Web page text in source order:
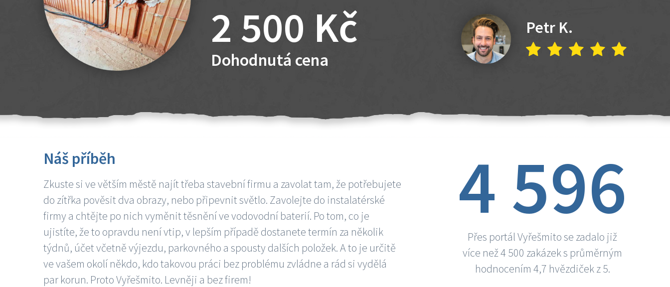
2 500 Kč
Dohodnutá cena
Petr K.
Náš příběh
Zkuste si ve větším městě najít třeba stavební firmu a zavolat tam, že potřebujete
do zítřka pověsit dva obrazy, nebo připevnit světlo. Zavolejte do instalatérské
firmy a chtějte po nich vyměnit těsnění ve vodovodní baterií. Po tom, co je
ujistíte, že to opravdu není vtip, v lepším případě dostanete termín za několik
týdnů, účet včetně výjezdu, parkovného a spousty dalších položek. A to je určitě
ve vašem okolí někdo, kdo takovou práci bez problému zvládne a rád si vydělá
par korun. Proto Vyřešmito. Levněji a bez firem!
4 596
Přes portál Vyřešmito se zadalo již
více než 4 500 zakázek s průměrným
hodnocením 4,7 hvězdiček z 5.